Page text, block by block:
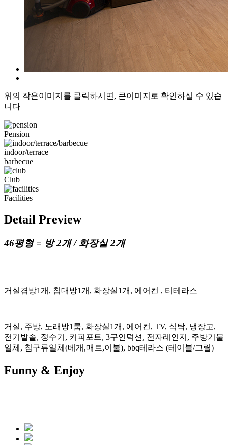
위의 작은이미지를 클릭하시면, 큰이미지로 확인하실 수 있습
니다
Pension
indoor/terrace
barbecue
Club
Facilities
Detail Preview
46평형 = 방 2개 / 화장실 2개
거실겸방1개, 침대방1개, 화장실1개, 에어컨 , 티테라스
거실, 주방, 노래방1룸, 화장실1개, 에어컨, TV, 식탁, 냉장고,
전기밭솥, 정수기, 커피포트, 3구인덕션, 전자레인지, 주방기물
일체, 침구류일체(베개,매트,이불), bbq테라스 (테이블/그릴)
Funny & Enjoy